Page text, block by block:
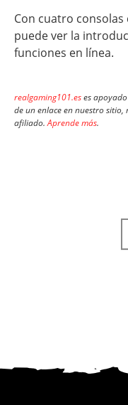
Con cuatro consolas
puede ver la
funciones en línea.
realgaming101.eses
de un enlace en nuestro
afiliado.Aprende más.